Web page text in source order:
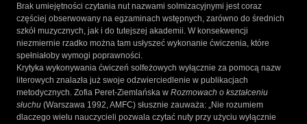
Brak umiejętności czytania nut nazwami solmizacyjnymi jest coraz
częściej obserwowany na egzaminach wstępnych, zarówno do średnich
szkół muzycznych, jak i do tutejszej akademii. W konsekwencji
niezmiernie rzadko można tam usłyszeć wykonanie ćwiczenia, które
spełniałoby wymogi poprawności.
Krytyka wykonywania ćwiczeń solfeżowych wyłącznie za pomocą nazw
literowych znalazła już swoje odzwierciedlenie w publikacjach
metodycznych. Zofia Peret-Ziemlańska w Rozmowach o kształceniu
słuchu (Warszawa 1992, AMFC) słusznie zauważa: „Nie rozumiem
dlaczego wielu nauczycieli pozwala czytać nuty przy użyciu wyłącznie